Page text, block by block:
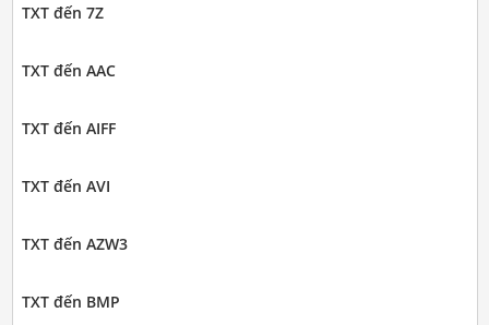
TXT đến 7Z
TXT đến AAC
TXT đến AIFF
TXT đến AVI
TXT đến AZW3
TXT đến BMP